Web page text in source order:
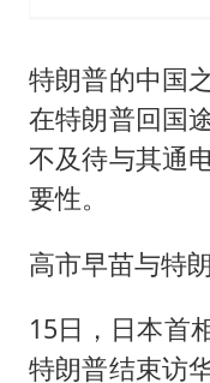
特朗普的中国
在特朗普回国
不及待与其通
要性。
高市早苗与特
15日，日本首
特朗普结束访